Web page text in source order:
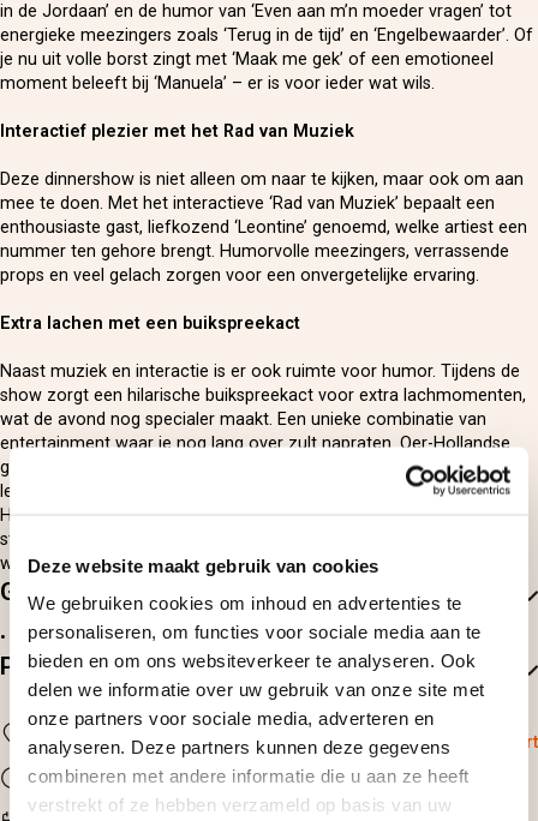
Deze website maakt gebruik van cookies
We gebruiken cookies om inhoud en advertenties te
personaliseren, om functies voor sociale media aan te
bieden en om ons websiteverkeer te analyseren. Ook
delen we informatie over uw gebruik van onze site met
onze partners voor sociale media, adverteren en
analyseren. Deze partners kunnen deze gegevens
combineren met andere informatie die u aan ze heeft
verstrekt of ze hebben verzameld op basis van uw
in de Jordaan’ en de humor van ‘Even aan m’n moeder vragen’ tot
energieke meezingers zoals ‘Terug in de tijd’ en ‘Engelbewaarder’. Of
je nu uit volle borst zingt met ‘Maak me gek’ of een emotioneel
moment beleeft bij ‘Manuela’ – er is voor ieder wat wils.
Interactief plezier met het Rad van Muziek
Deze dinnershow is niet alleen om naar te kijken, maar ook om aan
mee te doen. Met het interactieve ‘Rad van Muziek’ bepaalt een
enthousiaste gast, liefkozend ‘Leontine’ genoemd, welke artiest een
nummer ten gehore brengt. Humorvolle meezingers, verrassende
props en veel gelach zorgen voor een onvergetelijke ervaring.
Extra lachen met een buikspreekact
Naast muziek en interactie is er ook ruimte voor humor. Tijdens de
show zorgt een hilarische buikspreekact voor extra lachmomenten,
wat de avond nog specialer maakt. Een unieke combinatie van
entertainment waar je nog lang over zult napraten. Oer-Hollandse
gezelligheid voor jong en oud Met vier getalenteerde rasartiesten,
leuke spelletjes, veel interactie en natuurlijk de polonaise, is ‘Typisch
Hollands’ het perfecte uitje voor jong en oud. Dit unieke concept
staat garant voor een avond waar nog lang over nagepraat zal
worden. 100% Made in Holland, 100% plezier.
Goed om te weten
Dit arrangement is exclusief de te nuttigen drank.
Praktische informatie
Locatie
Breda Bekijk op kaart
Hele avond
Beschikbaarheid